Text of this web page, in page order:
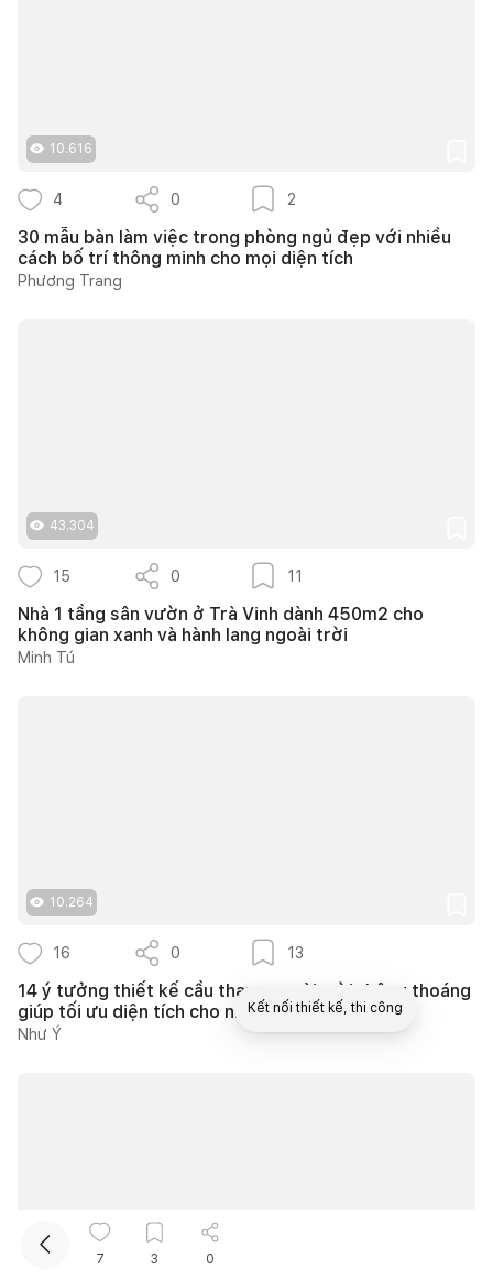
10.616
4 0 2
30 mẫu bàn làm việc trong phòng ngủ đẹp với nhiều
cách bố trí thông minh cho mọi diện tích
Phương Trang
43.304
15 0 11
Nhà 1 tầng sân vườn ở Trà Vinh dành 450m2 cho
không gian xanh và hành lang ngoài trời
Minh Tú
10.264
16 0 13
14 ý tưởng thiết kế cầu thang ngoài trời thông thoáng
giúp tối ưu diện tích cho nhà phố nhỏ hẹp
Như Ý
7 3 0
Kết nối thiết kế, thi công